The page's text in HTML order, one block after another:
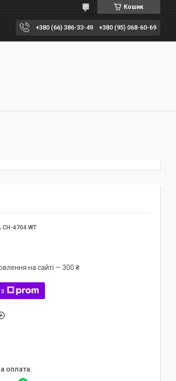
Кошик
+380 (66) 386-33-49 +380 (95) 068-60-69
CH-4704 WT
на сайті — 300 ₴